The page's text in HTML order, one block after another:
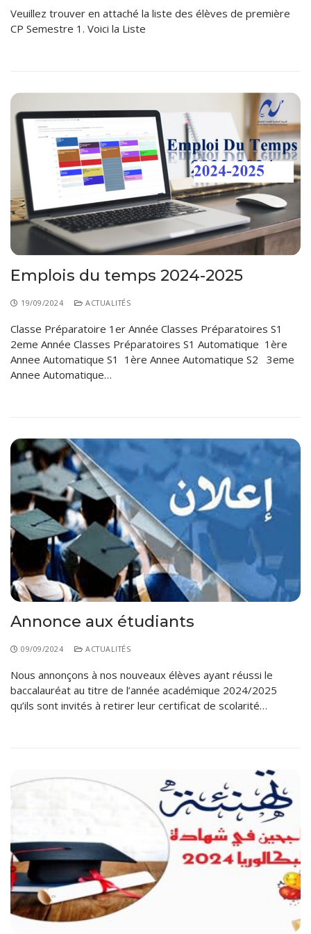
Veuillez trouver en attaché la liste des élèves de première
CP Semestre 1. Voici la Liste
Emplois du temps 2024-2025
19/09/2024 ACTUALITÉS
Classe Préparatoire 1er Année Classes Préparatoires S1
2eme Année Classes Préparatoires S1 Automatique 1ère
Annee Automatique S1 1ère Annee Automatique S2 3eme
Annee Automatique…
Annonce aux étudiants
09/09/2024 ACTUALITÉS
Nous annonçons à nos nouveaux élèves ayant réussi le
baccalauréat au titre de l’année académique 2024/2025
qu’ils sont invités à retirer leur certificat de scolarité…